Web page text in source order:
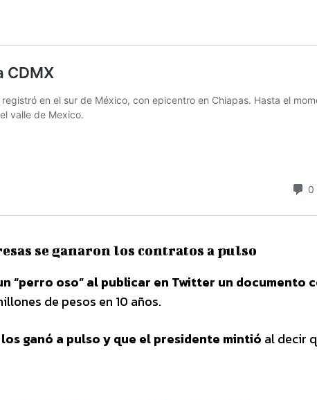
se ganaron los contratos a pulso
“perro oso” al publicar en Twitter un documento
de pesos en 10 años.
ganó a pulso y que el presidente mintió al decir